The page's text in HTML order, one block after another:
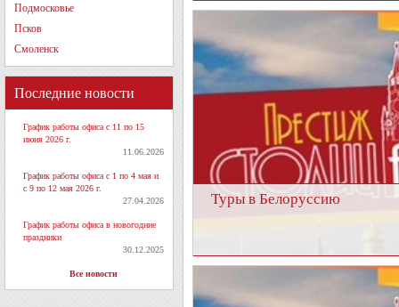
Подмосковье
Псков
Смоленск
Последние новости
График работы офиса с 11 по 15
июня 2026 г.
11.06.2026
График работы офиса с 1 по 4 мая и
с 9 по 12 мая 2026 г.
27.04.2026
График работы офиса в новогодние
праздники
30.12.2025
Все новости
Туры в Белоруссию